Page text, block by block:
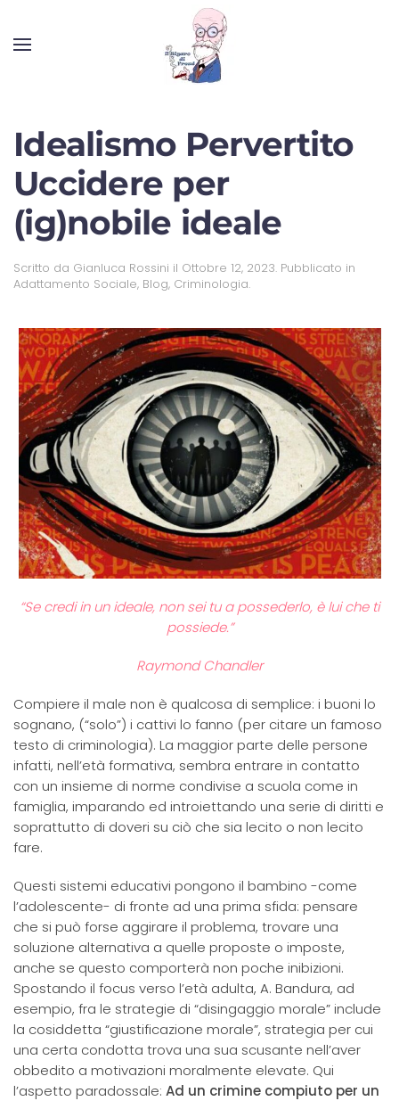
Idealismo Pervertito
Uccidere per
(ig)nobile ideale
Scritto da Gianluca Rossini il Ottobre 12, 2023. Pubblicato in
Adattamento Sociale, Blog, Criminologia.
“Se credi in un ideale, non sei tu a possederlo, è lui che ti
possiede.”
Raymond Chandler
Compiere il male non è qualcosa di semplice: i buoni lo
sognano, (“solo”) i cattivi lo fanno (per citare un famoso
testo di criminologia). La maggior parte delle persone
infatti, nell’età formativa, sembra entrare in contatto
con un insieme di norme condivise a scuola come in
famiglia, imparando ed introiettando una serie di diritti e
soprattutto di doveri su ciò che sia lecito o non lecito
fare.
Questi sistemi educativi pongono il bambino -come
l’adolescente- di fronte ad una prima sfida: pensare
che si può forse aggirare il problema, trovare una
soluzione alternativa a quelle proposte o imposte,
anche se questo comporterà non poche inibizioni.
Spostando il focus verso l’età adulta, A. Bandura, ad
esempio, fra le strategie di “disingaggio morale” include
la cosiddetta “giustificazione morale”, strategia per cui
una certa condotta trova una sua scusante nell’aver
obbedito a motivazioni moralmente elevate. Qui
l’aspetto paradossale: Ad un crimine compiuto per un